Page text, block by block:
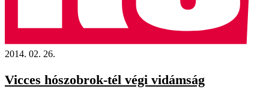
2014. 02. 26.
Vicces hószobrok-tél végi vidámság